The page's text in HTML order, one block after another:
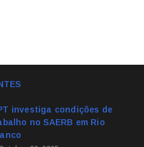
investiga condições de
no SAERB em Rio